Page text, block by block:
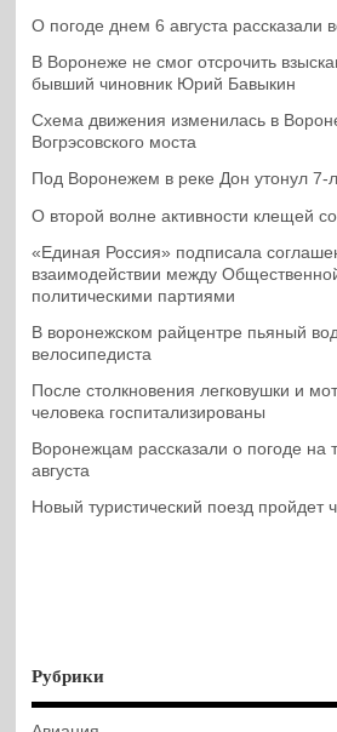
О погоде днем 6 августа рассказали
В Воронеже не смог отсрочить
бывший чиновник Юрий Бавыкин
Схема движения изменилась в
Вогрэсовского моста
Под Воронежем в реке Дон утонул 7-
О второй волне активности клещей
«Единая Россия» подписала
взаимодействии между
политическими партиями
В воронежском райцентре пьяный
велосипедиста
После столкновения легковушки и
человека госпитализированы
Воронежцам рассказали о погоде на
августа
Новый туристический поезд пройдет
Рубрики